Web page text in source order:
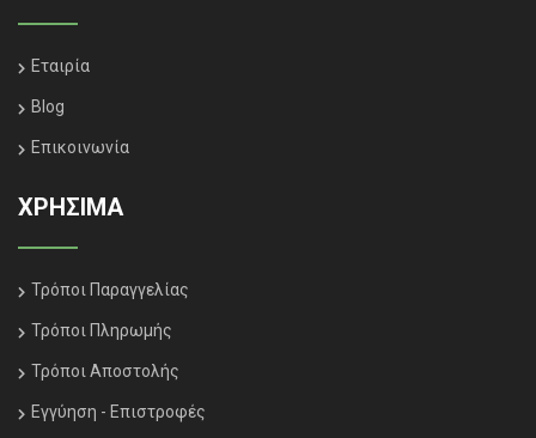
Εταιρία
Blog
Επικοινωνία
ΧΡΗΣΙΜΑ
Τρόποι Παραγγελίας
Τρόποι Πληρωμής
Τρόποι Αποστολής
Εγγύηση - Επιστροφές